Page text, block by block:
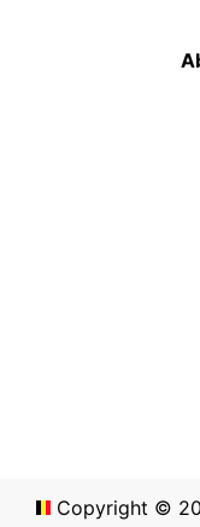
Copyright ©